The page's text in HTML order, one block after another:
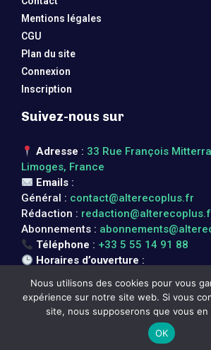
Mentions légales
CGU
Plan du site
Connexion
Inscription
Suivez-nous sur
Adresse : 33 Rue François
Limoges, France
Emails :
Général : contact@alterecoplus.fr
Rédaction :
Abonnements :
Téléphone : +33 5 55 14 91 88
Horaires d’ouverture :
@2024 – Tous droits réservés. @
Nous utilisons des cookies pour vous
expérience sur notre site web. Si vous
site, nous supposerons que vous
OK